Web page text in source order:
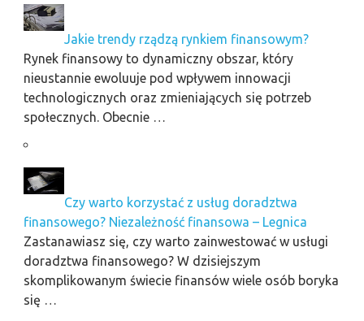
Jakie trendy rządzą rynkiem finansowym?
Rynek finansowy to dynamiczny obszar, który
nieustannie ewoluuje pod wpływem innowacji
technologicznych oraz zmieniających się potrzeb
społecznych. Obecnie …
Czy warto korzystać z usług doradztwa
finansowego? Niezależność finansowa – Legnica
Zastanawiasz się, czy warto zainwestować w usługi
doradztwa finansowego? W dzisiejszym
skomplikowanym świecie finansów wiele osób boryka
się …